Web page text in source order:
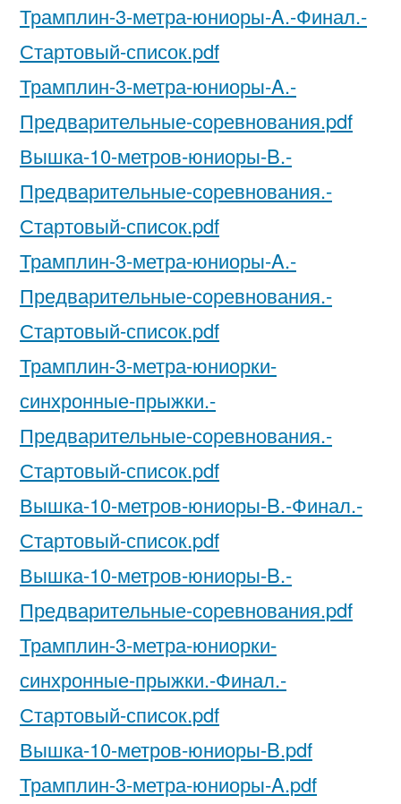
Трамплин-3-метра-юниоры-A.-Финал.-
Стартовый-список.pdf
Трамплин-3-метра-юниоры-A.-
Предварительные-соревнования.pdf
Вышка-10-метров-юниоры-B.-
Предварительные-соревнования.-
Стартовый-список.pdf
Трамплин-3-метра-юниоры-A.-
Предварительные-соревнования.-
Стартовый-список.pdf
Трамплин-3-метра-юниорки-
синхронные-прыжки.-
Предварительные-соревнования.-
Стартовый-список.pdf
Вышка-10-метров-юниоры-B.-Финал.-
Стартовый-список.pdf
Вышка-10-метров-юниоры-B.-
Предварительные-соревнования.pdf
Трамплин-3-метра-юниорки-
синхронные-прыжки.-Финал.-
Стартовый-список.pdf
Вышка-10-метров-юниоры-B.pdf
Трамплин-3-метра-юниоры-A.pdf